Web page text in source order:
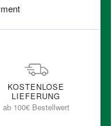
KOSTENLOSE
LIEFERUNG
ab 100€ Bestellwert